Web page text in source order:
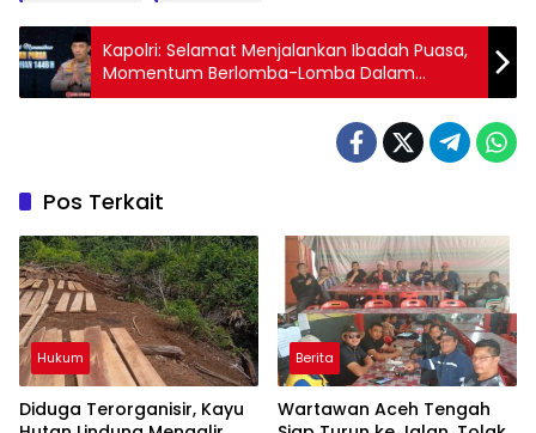
Kapolri: Selamat Menjalankan Ibadah Puasa,
Momentum Berlomba-Lomba Dalam
Kebaikan
Pos Terkait
Hukum
Diduga Terorganisir, Kayu
Berita
Wartawan Aceh Tengah